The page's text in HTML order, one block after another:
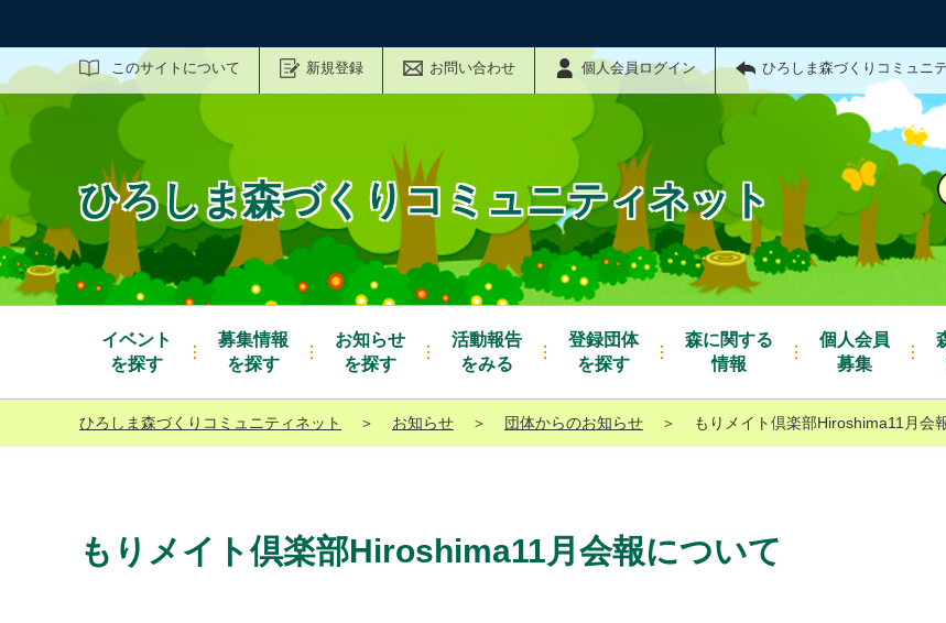
このサイトについて 新規登録 お問い合わせ 個人会員ログイン ひろしま森づくりコミュニ
サイト内検索
ひろしま森づくりコミュニティネット
イベント
を探す
募集情報
を探す
お知らせ
を探す
活動報告
をみる
登録団体
を探す
森に関する
情報
個人会員
募集
ひろしま森づくりコミュニティネット ＞ お知らせ ＞ 団体からのお知らせ ＞ もりメイト倶楽部Hiroshima11月会
もりメイト倶楽部Hiroshima11月会報について